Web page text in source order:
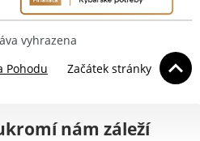
vyhrazena
Pohodu
Začátek stránky
nám záleží